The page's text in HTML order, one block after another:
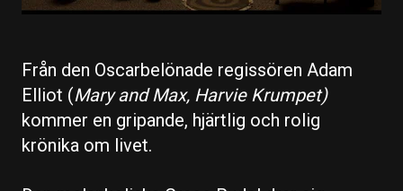
Från den Oscarbelönade regissören Adam
Elliot (Mary and Max, Harvie Krumpet)
kommer en gripande, hjärtlig och rolig
krönika om livet.